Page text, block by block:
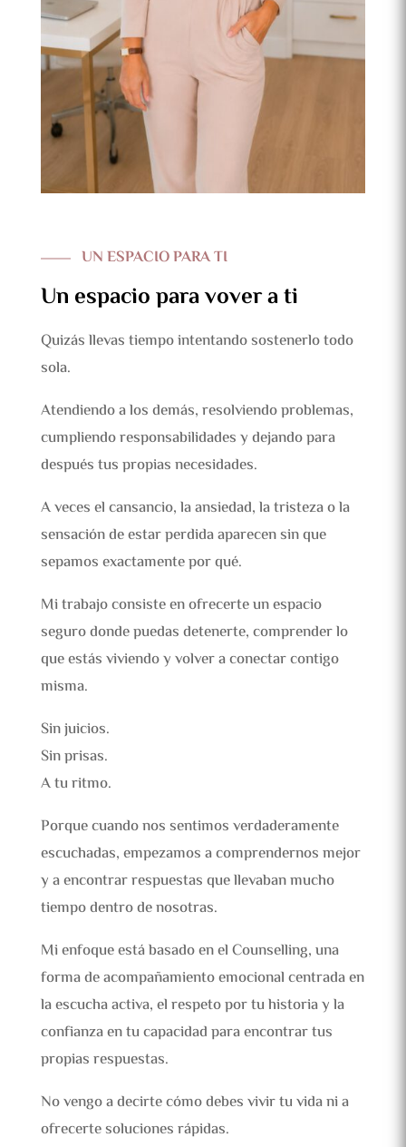
UN ESPACIO PARA TI
Un espacio para vover a ti
Quizás llevas tiempo intentando sostenerlo todo
sola.
Atendiendo a los demás, resolviendo problemas,
cumpliendo responsabilidades y dejando para
después tus propias necesidades.
A veces el cansancio, la ansiedad, la tristeza o la
sensación de estar perdida aparecen sin que
sepamos exactamente por qué.
Mi trabajo consiste en ofrecerte un espacio
seguro donde puedas detenerte, comprender lo
que estás viviendo y volver a conectar contigo
misma.
Sin juicios.
Sin prisas.
A tu ritmo.
Porque cuando nos sentimos verdaderamente
escuchadas, empezamos a comprendernos mejor
y a encontrar respuestas que llevaban mucho
tiempo dentro de nosotras.
Mi enfoque está basado en el Counselling, una
forma de acompañamiento emocional centrada en
la escucha activa, el respeto por tu historia y la
confianza en tu capacidad para encontrar tus
propias respuestas.
No vengo a decirte cómo debes vivir tu vida ni a
ofrecerte soluciones rápidas.